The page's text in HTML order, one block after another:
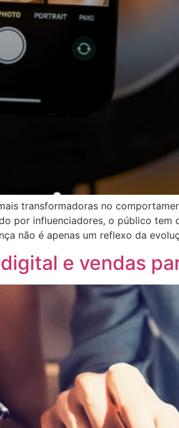
transformadoras no
por influenciadores, o público tem
não é apenas um reflexo da
e vendas